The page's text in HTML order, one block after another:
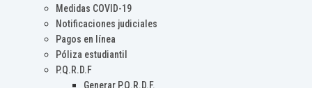
Medidas COVID-19
Notificaciones judiciales
Pagos en línea
Póliza estudiantil
P.Q.R.D.F
Generar P.Q.R.D.F.